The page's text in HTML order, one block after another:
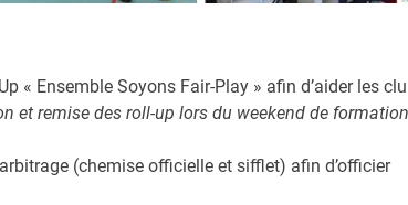
« Ensemble Soyons Fair-Play » afin d’aider les
et remise des roll-up lors du weekend de formation
(chemise officielle et sifflet) afin d’officier